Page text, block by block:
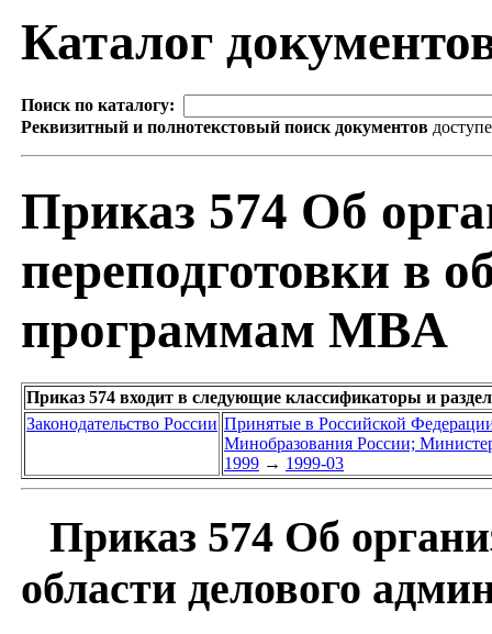
Каталог
Поиск по каталогу:
Реквизитный и полнотекстовый поиск документов
Приказ 574 Об
переподготовки в
программам MBA
Приказ 574 входит в следующие классификаторы и
Законодательство России Принятые в Российской
Минобразования России;
1999 → 1999-03
Приказ 574 Об
области делового